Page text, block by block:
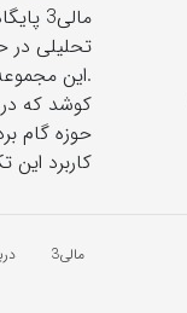
تحلیلی در
.این
کوشد که
حوزه گام
کاربرد این
مالی3